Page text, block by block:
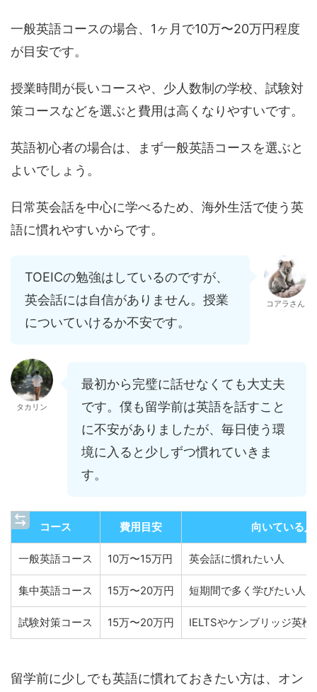
一般英語コースの場合、1ヶ月で10万〜20万円程度
が目安です。
授業時間が長いコースや、少人数制の学校、試験対
策コースなどを選ぶと費用は高くなりやすいです。
英語初心者の場合は、まず一般英語コースを選ぶと
よいでしょう。
日常英会話を中心に学べるため、海外生活で使う英
語に慣れやすいからです。
TOEICの勉強はしているのですが、
英会話には自信がありません。授業
についていけるか不安です。
コアラさん
タカリン
最初から完璧に話せなくても大丈夫
です。僕も留学前は英語を話すこと
に不安がありましたが、毎日使う環
境に入ると少しずつ慣れていきま
す。
コース 費用目安 向いている人
一般英語コース 10万〜15万円 英会話に慣れたい人
集中英語コース 15万〜20万円 短期間で多く学びたい人
試験対策コース 15万〜20万円 IELTSやケンブリッジ英検
留学前に少しでも英語に慣れておきたい方は、オン